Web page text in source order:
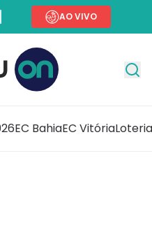
AO VIVO
EC BahiaEC Vitória